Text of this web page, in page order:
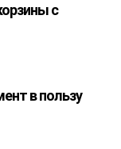
с
в пользу